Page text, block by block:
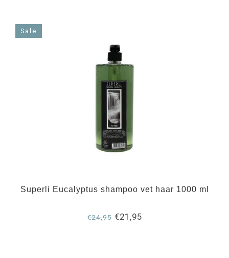
Sale
Superli Eucalyptus shampoo vet haar 1000 ml
€24,95€21,95